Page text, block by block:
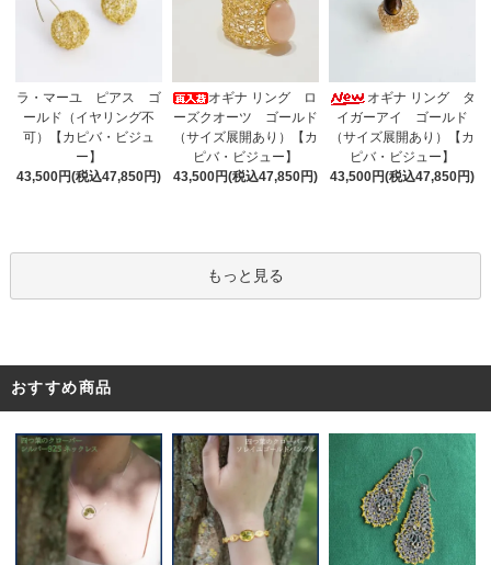
ラ・マーユ ピアス ゴ
ールド（イヤリング不
可）【カピバ・ビジュ
ー】
43,500円(税込47,850円)
オギナ リング ロ
ーズクオーツ ゴールド
（サイズ展開あり）【カ
ピバ・ビジュー】
43,500円(税込47,850円)
オギナ リング タ
イガーアイ ゴールド
（サイズ展開あり）【カ
ピバ・ビジュー】
43,500円(税込47,850円)
もっと見る
おすすめ商品